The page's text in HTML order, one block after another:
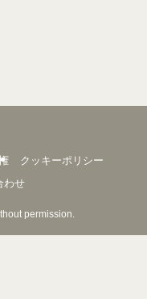
クッキーポリシー
わせ
permission.